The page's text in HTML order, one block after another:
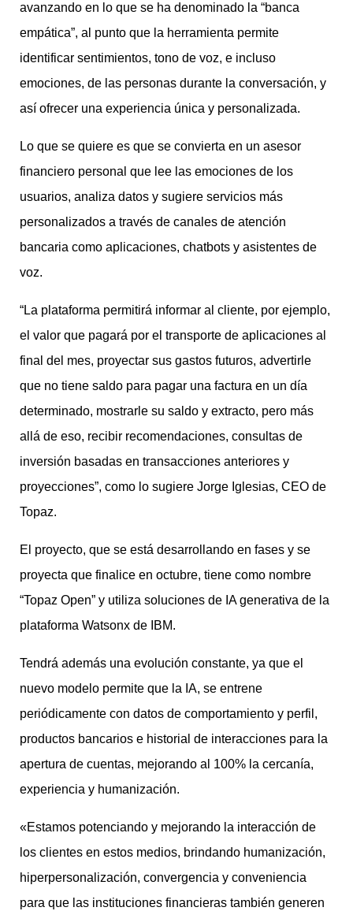
avanzando en lo que se ha denominado la “banca
empática”, al punto que la herramienta permite
identificar sentimientos, tono de voz, e incluso
emociones, de las personas durante la conversación, y
así ofrecer una experiencia única y personalizada.
Lo que se quiere es que se convierta en un asesor
financiero personal que lee las emociones de los
usuarios, analiza datos y sugiere servicios más
personalizados a través de canales de atención
bancaria como aplicaciones, chatbots y asistentes de
voz.
“La plataforma permitirá informar al cliente, por ejemplo,
el valor que pagará por el transporte de aplicaciones al
final del mes, proyectar sus gastos futuros, advertirle
que no tiene saldo para pagar una factura en un día
determinado, mostrarle su saldo y extracto, pero más
allá de eso, recibir recomendaciones, consultas de
inversión basadas en transacciones anteriores y
proyecciones”, como lo sugiere Jorge Iglesias, CEO de
Topaz.
El proyecto, que se está desarrollando en fases y se
proyecta que finalice en octubre, tiene como nombre
“Topaz Open” y utiliza soluciones de IA generativa de la
plataforma Watsonx de IBM.
Tendrá además una evolución constante, ya que el
nuevo modelo permite que la IA, se entrene
periódicamente con datos de comportamiento y perfil,
productos bancarios e historial de interacciones para la
apertura de cuentas, mejorando al 100% la cercanía,
experiencia y humanización.
«Estamos potenciando y mejorando la interacción de
los clientes en estos medios, brindando humanización,
hiperpersonalización, convergencia y conveniencia
para que las instituciones financieras también generen